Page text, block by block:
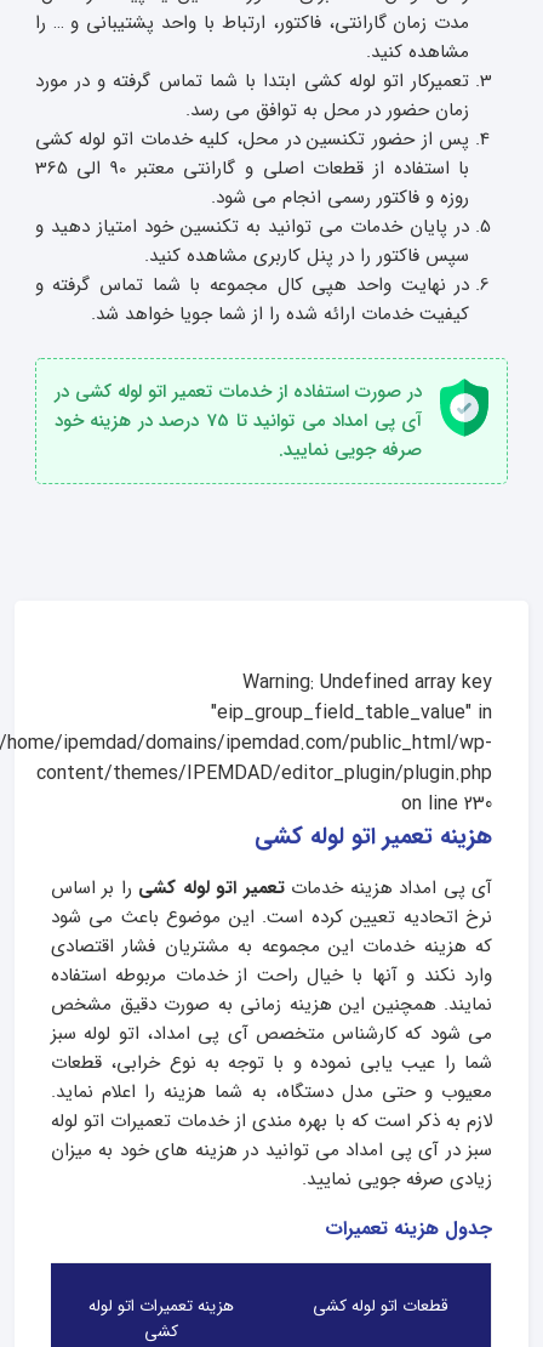
مدت زمان گارانتی، فاکتور، ارتباط با واحد پشتیبانی و … را
مشاهده کنید.
تعمیرکار اتو لوله کشی ابتدا با شما تماس گرفته و در مورد
زمان حضور در محل به توافق می رسد.
پس از حضور تکنسین در محل، کلیه خدمات اتو لوله کشی
با استفاده از قطعات اصلی و گارانتی معتبر 90 الی 365
روزه و فاکتور رسمی انجام می شود.
در پایان خدمات می توانید به تکنسین خود امتیاز دهید و
سپس فاکتور را در پنل کاربری مشاهده کنید.
در نهایت واحد هپی کال مجموعه با شما تماس گرفته و
کیفیت خدمات ارائه شده را از شما جویا خواهد شد.
در صورت استفاده از خدمات تعمیر اتو لوله کشی در
آی پی امداد می توانید تا 75 درصد در هزینه خود
صرفه جویی نمایید.
Warning: Undefined array key
"eip_group_field_table_value" in
/home/ipemdad/domains/ipemdad.com/public_html/wp-
content/themes/IPEMDAD/editor_plugin/plugin.php
on line 230
هزینه تعمیر اتو لوله کشی
آی پی امداد هزینه خدمات تعمیر اتو لوله کشی را بر اساس
نرخ اتحادیه تعیین کرده است. این موضوع باعث می شود
که هزینه خدمات این مجموعه به مشتریان فشار اقتصادی
وارد نکند و آنها با خیال راحت از خدمات مربوطه استفاده
نمایند. همچنین این هزینه زمانی به صورت دقیق مشخص
می شود که کارشناس متخصص آی پی امداد، اتو لوله سبز
شما را عیب یابی نموده و با توجه به نوع خرابی، قطعات
معیوب و حتی مدل دستگاه، به شما هزینه را اعلام نماید.
لازم به ذکر است که با بهره مندی از خدمات تعمیرات اتو لوله
سبز در آی پی امداد می توانید در هزینه های خود به میزان
زیادی صرفه جویی نمایید.
جدول هزینه تعمیرات
قطعات اتو لوله کشی
هزینه تعمیرات اتو لوله
کشی